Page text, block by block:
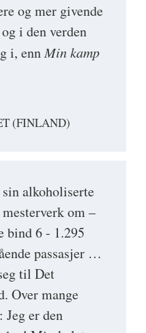
og mer givende
i den verden
i, ennMin kamp
(FINLAND)
alkoholiserte
om –
6 - 1.295
passasjer …
til Det
Over mange
Jeg er den